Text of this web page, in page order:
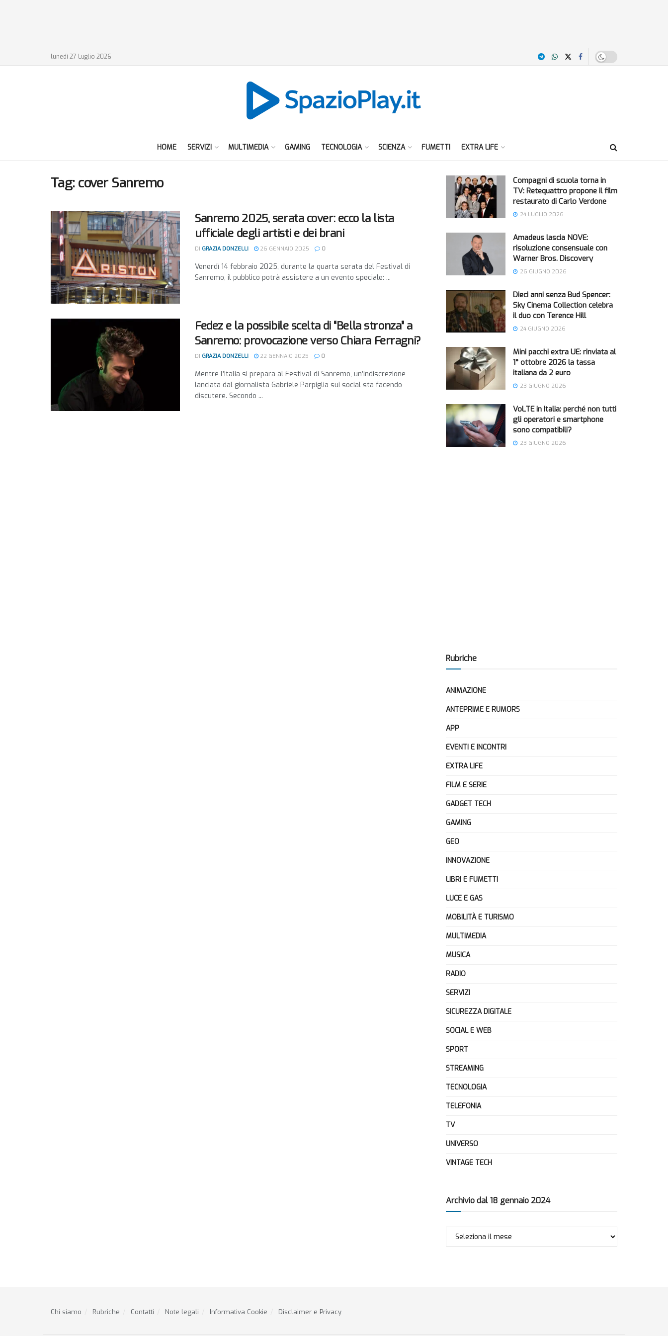
lunedì 27 Luglio 2026
HOME SERVIZI MULTIMEDIA GAMING TECNOLOGIA SCIENZA FUMETTI EXTRA LIFE
Tag: cover Sanremo
Sanremo 2025, serata cover: ecco la lista
ufficiale degli artisti e dei brani
DI GRAZIA DONZELLI 26 GENNAIO 2025 0
Venerdì 14 febbraio 2025, durante la quarta serata del Festival di
Sanremo, il pubblico potrà assistere a un evento speciale: ...
Fedez e la possibile scelta di “Bella stronza” a
Sanremo: provocazione verso Chiara Ferragni?
DI GRAZIA DONZELLI 22 GENNAIO 2025 0
Mentre l’Italia si prepara al Festival di Sanremo, un’indiscrezione
lanciata dal giornalista Gabriele Parpiglia sui social sta facendo
discutere. Secondo ...
Compagni di scuola torna in
TV: Retequattro propone il film
restaurato di Carlo Verdone
24 LUGLIO 2026
Amadeus lascia NOVE:
risoluzione consensuale con
Warner Bros. Discovery
26 GIUGNO 2026
Dieci anni senza Bud Spencer:
Sky Cinema Collection celebra
il duo con Terence Hill
24 GIUGNO 2026
Mini pacchi extra UE: rinviata al
1° ottobre 2026 la tassa
italiana da 2 euro
23 GIUGNO 2026
VoLTE in Italia: perché non tutti
gli operatori e smartphone
sono compatibili?
23 GIUGNO 2026
Rubriche
ANIMAZIONE
ANTEPRIME E RUMORS
APP
EVENTI E INCONTRI
EXTRA LIFE
FILM E SERIE
GADGET TECH
GAMING
GEO
INNOVAZIONE
LIBRI E FUMETTI
LUCE E GAS
MOBILITÀ E TURISMO
MULTIMEDIA
MUSICA
RADIO
SERVIZI
SICUREZZA DIGITALE
SOCIAL E WEB
SPORT
STREAMING
TECNOLOGIA
TELEFONIA
TV
UNIVERSO
VINTAGE TECH
Archivio dal 18 gennaio 2024
Archivio
Chi siamo Rubriche Contatti Note legali Informativa Cookie Disclaimer e Privacy